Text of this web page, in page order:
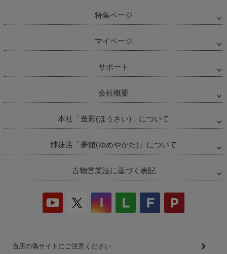
特集ページ
マイページ
サポート
会社概要
本社「豊彩(ほうさい)」について
姉妹店「夢館(ゆめやかた)」について
古物営業法に基づく表記
当店の偽サイトにご注意ください